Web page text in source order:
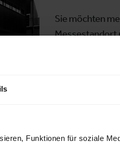
Funktionen für soziale
Sie möchten
Messestandort
HIER GEHT'S